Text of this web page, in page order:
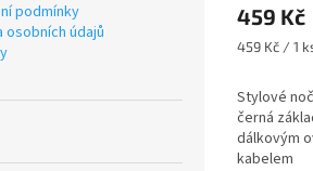
podmínky
osobních údajů
produktu
je
5,0
5
hvězdiček.
459 Kč
Měrná
459 Kč / 1
Stylové
černá
dálkovým
kabelem